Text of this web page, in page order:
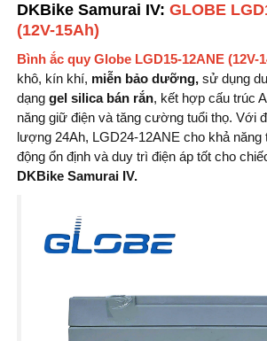
DKBike Samurai IV: GLOBE
(12V-15Ah)
Bình ắc quy Globe LGD15-12ANE (12V-
khô, kín khí, miễn bảo dưỡng, sử dụng
dạng gel silica bán rắn, kết hợp cấu trúc
năng giữ điện và tăng cường tuổi thọ. Với
lượng 24Ah, LGD24-12ANE cho khả
động ổn định và duy trì điện áp tốt cho
DKBike Samurai IV.